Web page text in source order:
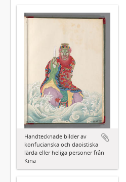
Handtecknade bilder av
konfucianska och daoistiska
lärda eller heliga personer från
Kina